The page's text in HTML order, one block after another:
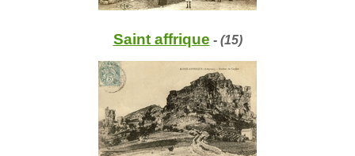
Saint affrique - (15)